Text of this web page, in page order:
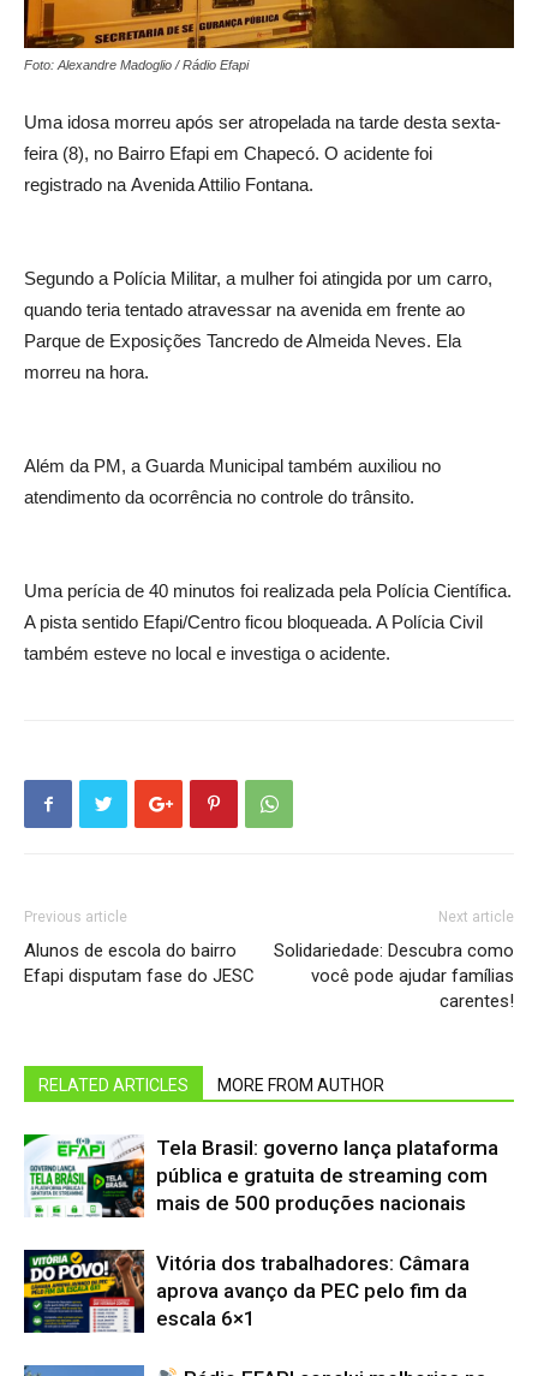
Foto: Alexandre Madoglio / Rádio Efapi
Uma idosa morreu após ser atropelada na tarde desta sexta-
feira (8), no Bairro Efapi em Chapecó. O acidente foi
registrado na Avenida Attilio Fontana.
Segundo a Polícia Militar, a mulher foi atingida por um carro,
quando teria tentado atravessar na avenida em frente ao
Parque de Exposições Tancredo de Almeida Neves. Ela
morreu na hora.
Além da PM, a Guarda Municipal também auxiliou no
atendimento da ocorrência no controle do trânsito.
Uma perícia de 40 minutos foi realizada pela Polícia Científica.
A pista sentido Efapi/Centro ficou bloqueada. A Polícia Civil
também esteve no local e investiga o acidente.
Previous article
Alunos de escola do bairro
Efapi disputam fase do JESC
Next article
Solidariedade: Descubra como
você pode ajudar famílias
carentes!
RELATED ARTICLES MORE FROM AUTHOR
Tela Brasil: governo lança plataforma
pública e gratuita de streaming com
mais de 500 produções nacionais
Vitória dos trabalhadores: Câmara
aprova avanço da PEC pelo fim da
escala 6×1